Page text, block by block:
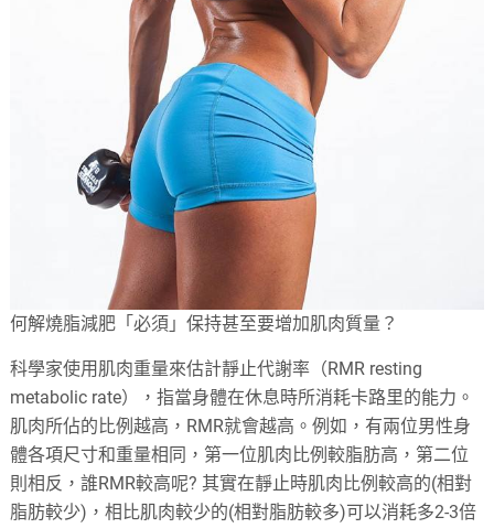
何解燒脂減肥「必須」保持甚至要增加肌肉質量？
科學家使用肌肉重量來估計靜止代謝率（RMR resting
metabolic rate），指當身體在休息時所消耗卡路里的能力。
肌肉所佔的比例越高，RMR就會越高 。例如，有兩位男性身
體各項尺寸和重量相同，第一位肌肉比例較脂肪高，第二位
則相反，誰RMR較高呢? 其實在靜止時肌肉比例較高的(相對
脂肪較少)，相比肌肉較少的(相對脂肪較多)可以消耗多2-3倍